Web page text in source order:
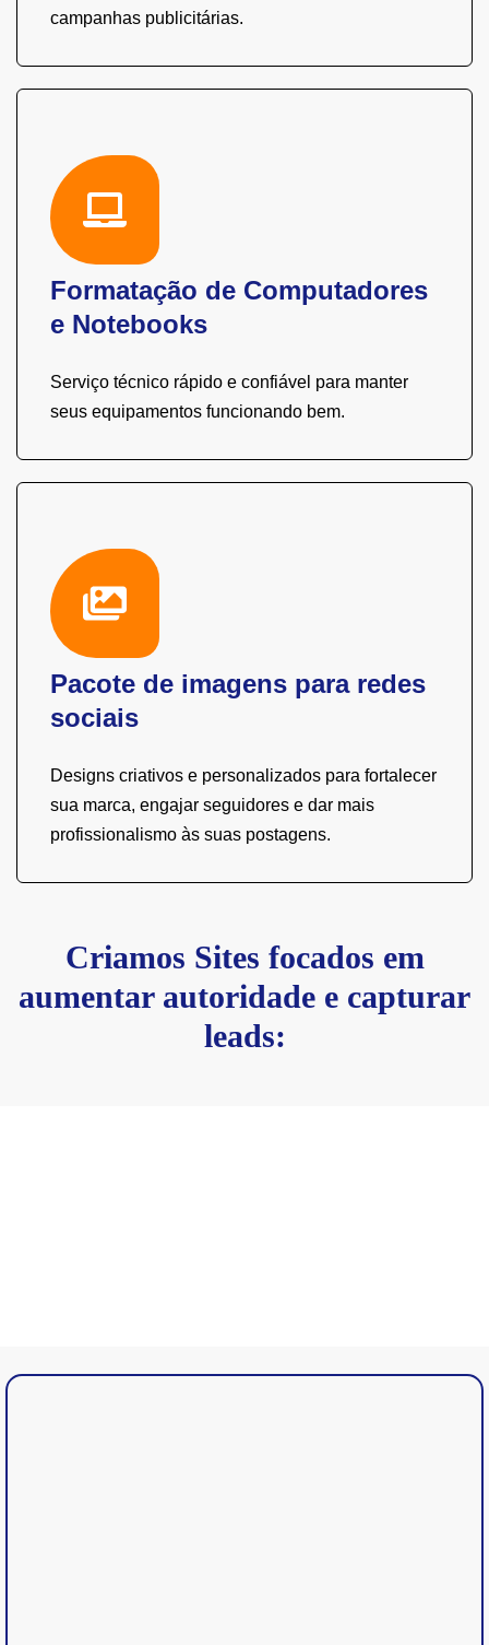
campanhas publicitárias.
Formatação de Computadores
e Notebooks
Serviço técnico rápido e confiável para manter
seus equipamentos funcionando bem.
Pacote de imagens para redes
sociais
Designs criativos e personalizados para fortalecer
sua marca, engajar seguidores e dar mais
profissionalismo às suas postagens.
Criamos Sites focados em
aumentar autoridade e capturar
leads: